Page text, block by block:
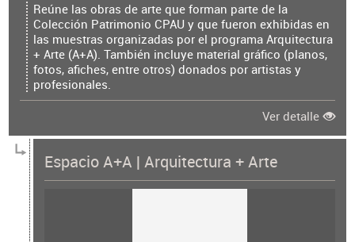
Reúne las obras de arte que forman parte de la
Colección Patrimonio CPAU y que fueron exhibidas en
las muestras organizadas por el programa Arquitectura
+ Arte (A+A). También incluye material gráfico (planos,
fotos, afiches, entre otros) donados por artistas y
profesionales.
Ver detalle
Espacio A+A | Arquitectura + Arte